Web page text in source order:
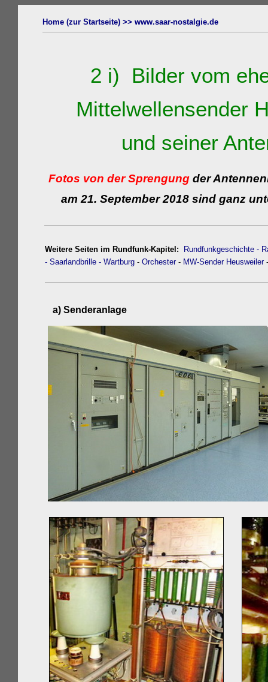
Home (zur Startseite) >> www.saar-nostalgie.de
2 i) Bilder vom
Mittelwellensender
und seiner
Fotos von der Sprengung der
am 21. September 2018 sind ganz
Weitere Seiten im Rundfunk-Kapitel: Rundfunkgeschichte -
- Saarlandbrille - Wartburg - Orchester - MW-Sender Heusweiler
a) Senderanlage